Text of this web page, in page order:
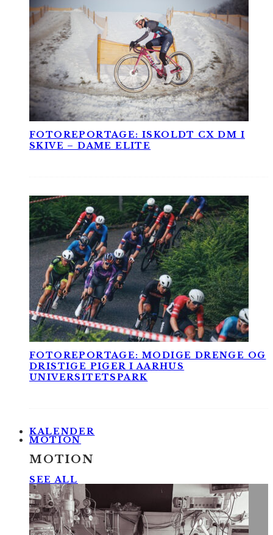
FOTOREPORTAGE: ISKOLDT CX DM I
SKIVE – DAME ELITE
FOTOREPORTAGE: MODIGE DRENGE OG
DRISTIGE PIGER I AARHUS
UNIVERSITETSPARK
KALENDER
MOTION
MOTION
SEE ALL